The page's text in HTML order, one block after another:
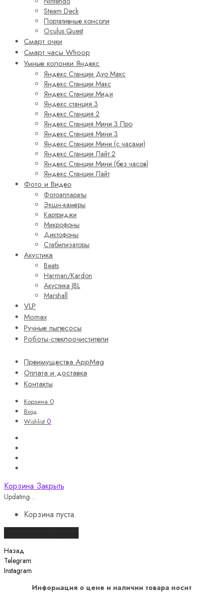
Steam Deck
Портативные консоли
Oculus Quest
Смарт очки
Смарт часы Whoop
Умные колонки Яндекс
Яндекс Станции Дуо Макс
Яндекс Станции Макс
Яндекс Станции Миди
Яндекс станция 3
Яндекс Станция 2
Яндекс Станция Мини 3 Про
Яндекс Станция Мини 3
Яндекс Станции Мини (с часами)
Яндекс Станции Лайт 2
Яндекс Станции Мини (без часов)
Яндекс Станции Лайт
Фото и Видео
Фотоаппараты
Экшн-камеры
Картриджи
Микрофоны
Диктофоны
Стабилизаторы
Акустика
Beats
Harman/Kardon
Акустика JBL
Marshall
VLP
Momax
Ручные пылесосы
Роботы-стеклоочистители
Преимущества AppMag
Оплата и доставка
Контакты
Корзина 0
Вход
Wishlist 0
Корзина Закрыть
Updating…
Корзина пуста.
Назад
Telegram
Instagram
Информация о цене и наличии товара носит